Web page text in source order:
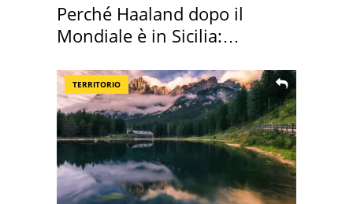
Perché Haaland dopo il
Mondiale è in Sicilia:
TERRITORIO